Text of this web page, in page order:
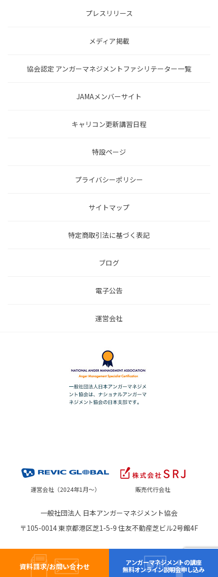
プレスリリース
メディア掲載
協会認定 アンガーマネジメントファシリテーター一覧
JAMAメンバーサイト
キャリコン更新講習日程
特設ページ
プライバシーポリシー
サイトマップ
特定商取引法に基づく表記
ブログ
電子公告
運営会社
運営会社（2024年1月～） 販売代行会社
一般社団法人 日本アンガーマネジメント協会
〒105-0014 東京都港区芝1-5-9 住友不動産芝ビル2号館4F
資料請求/お問い合わせ
アンガーマネジメントの講座
無料オンライン説明会申し込み